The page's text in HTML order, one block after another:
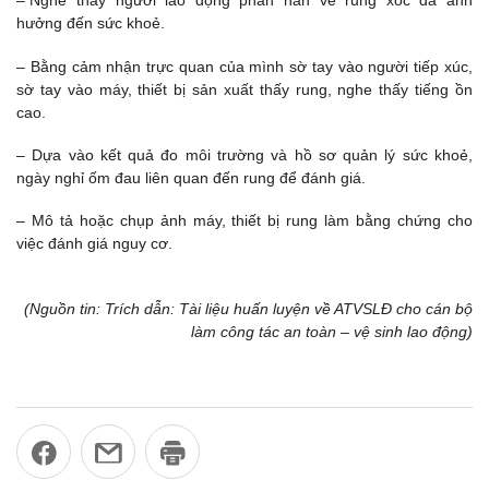
hưởng đến sức khoẻ.
– Bằng cảm nhận trực quan của mình sờ tay vào người tiếp xúc,
sờ tay vào máy, thiết bị sản xuất thấy rung, nghe thấy tiếng ồn
cao.
– Dựa vào kết quả đo môi trường và hồ sơ quản lý sức khoẻ,
ngày nghỉ ốm đau liên quan đến rung để đánh giá.
– Mô tả hoặc chụp ảnh máy, thiết bị rung làm bằng chứng cho
việc đánh giá nguy cơ.
(Nguồn tin: Trích dẫn: Tài liệu huấn luyện về ATVSLĐ cho cán bộ
làm công tác an toàn – vệ sinh lao động)